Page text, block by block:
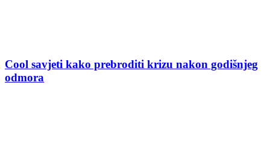
Cool savjeti kako prebroditi krizu nakon godišnjeg
odmora